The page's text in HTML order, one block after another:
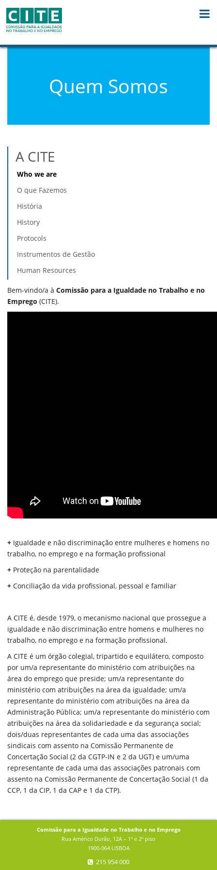
Quem Somos
A CITE
Who we are
O que Fazemos
História
History
Protocols
Instrumentos de Gestão
Human Resources
Bem-vindo/a à Comissão para a Igualdade no Trabalho e no
Emprego (CITE).
+ Igualdade e não discriminação entre mulheres e homens no
trabalho, no emprego e na formação profissional
+ Proteção na parentalidade
+ Conciliação da vida profissional, pessoal e familiar
A CITE é, desde 1979, o mecanismo nacional que prossegue a
igualdade e não discriminação entre homens e mulheres no
trabalho, no emprego e na formação profissional.
A CITE é um órgão colegial, tripartido e equilátero, composto
por um/a representante do ministério com atribuições na
área do emprego que preside; um/a representante do
ministério com atribuições na área da igualdade; um/a
representante do ministério com atribuições na área da
Administração Pública; um/a representante do ministério com
atribuições na área da solidariedade e da segurança social;
dois/duas representantes de cada uma das associações
sindicais com assento na Comissão Permanente de
Concertação Social (2 da CGTP-IN e 2 da UGT) e um/uma
representante de cada uma das associações patronais com
assento na Comissão Permanente de Concertação Social (1 da
CCP, 1 da CIP, 1 da CAP e 1 da CTP).
Comissão para a Igualdade no Trabalho e no Emprego
Rua Américo Durão, 12A – 1º e 2º piso
1900-064 LISBOA
215 954 000